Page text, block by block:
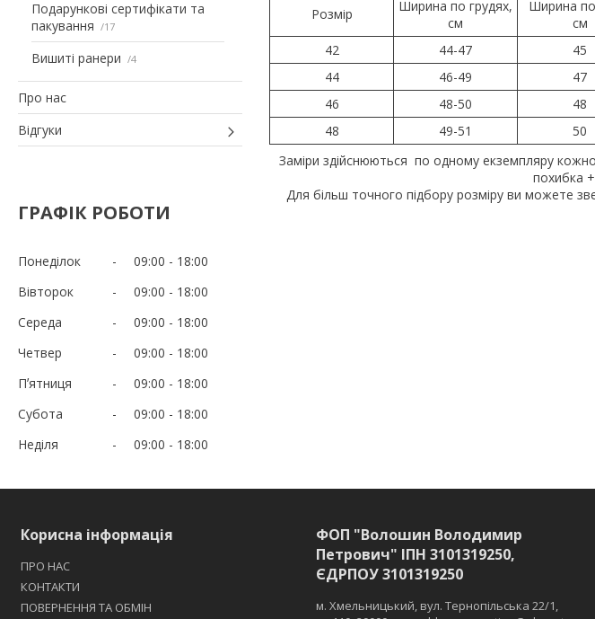
Подарункові сертифікати та
пакування
17
Вишиті ранери 4
Про нас
Відгуки
ГРАФІК РОБОТИ
Понеділок 09:00
18:00
Вівторок
09:00
18:00
Середа
09:00
18:00
Четвер
09:00
18:00
Пʼятниця
09:00
18:00
Субота
09:00
18:00
Неділя
09:00 18:00
Розмір
Ширина по грудях,
см
Ширина по
см
42
44-47 45
44
46-49 47
46
48-50 48
48
49-51 50
Заміри здійснюються по одному екземпляру
похибка
Для більш точного підбору розміру ви можете
Корисна інформація
ПРО НАС
КОНТАКТИ
ПОВЕРНЕННЯ ТА ОБМІН
ФОП "Волошин Володимир
Петрович" ІПН 3101319250,
ЄДРПОУ 3101319250
м. Хмельницький, вул. Тернопільська 22/1,